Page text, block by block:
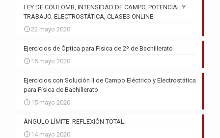
LEY DE COULOMB, INTENSIDAD DE CAMPO, POTENCIAL Y
TRABAJO. ELECTROSTÁTICA, CLASES ONLINE
22 mayo 2020
Ejercicios de Óptica para Física de 2º de Bachillerato
15 mayo 2020
Ejercicios con Solución II de Campo Eléctrico y Electrostática
para Física de Bachillerato
15 mayo 2020
ÁNGULO LÍMITE. REFLEXIÓN TOTAL.
14 mayo 2020